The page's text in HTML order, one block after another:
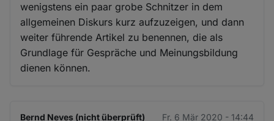
wenigstens ein paar grobe Schnitzer in dem
allgemeinen Diskurs kurz aufzuzeigen, und dann
weiter führende Artikel zu benennen, die als
Grundlage für Gespräche und Meinungsbildung
dienen können.
Bernd Neves (nicht überprüft) Fr. 6 Mär 2020 - 14:44